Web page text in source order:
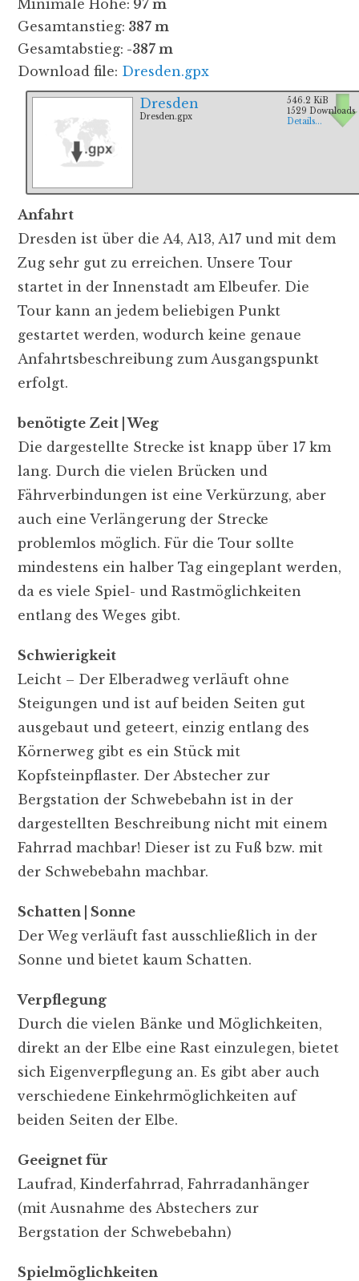
Minimale Höhe: 97 m
Gesamtanstieg: 387 m
Gesamtabstieg: -387 m
Download file: Dresden.gpx
Dresden
Dresden.gpx
546.2 KiB
1529 Downloads
Details...
Anfahrt
Dresden ist über die A4, A13, A17 und mit dem
Zug sehr gut zu erreichen. Unsere Tour
startet in der Innenstadt am Elbeufer. Die
Tour kann an jedem beliebigen Punkt
gestartet werden, wodurch keine genaue
Anfahrtsbeschreibung zum Ausgangspunkt
erfolgt.
benötigte Zeit | Weg
Die dargestellte Strecke ist knapp über 17 km
lang. Durch die vielen Brücken und
Fährverbindungen ist eine Verkürzung, aber
auch eine Verlängerung der Strecke
problemlos möglich. Für die Tour sollte
mindestens ein halber Tag eingeplant werden,
da es viele Spiel- und Rastmöglichkeiten
entlang des Weges gibt.
Schwierigkeit
Leicht – Der Elberadweg verläuft ohne
Steigungen und ist auf beiden Seiten gut
ausgebaut und geteert, einzig entlang des
Körnerweg gibt es ein Stück mit
Kopfsteinpflaster. Der Abstecher zur
Bergstation der Schwebebahn ist in der
dargestellten Beschreibung nicht mit einem
Fahrrad machbar! Dieser ist zu Fuß bzw. mit
der Schwebebahn machbar.
Schatten | Sonne
Der Weg verläuft fast ausschließlich in der
Sonne und bietet kaum Schatten.
Verpflegung
Durch die vielen Bänke und Möglichkeiten,
direkt an der Elbe eine Rast einzulegen, bietet
sich Eigenverpflegung an. Es gibt aber auch
verschiedene Einkehrmöglichkeiten auf
beiden Seiten der Elbe.
Geeignet für
Laufrad, Kinderfahrrad, Fahrradanhänger
(mit Ausnahme des Abstechers zur
Bergstation der Schwebebahn)
Spielmöglichkeiten